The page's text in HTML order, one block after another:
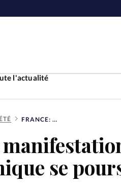
l'actualité
Laicité
FRANCE: LES MANIFESTATIONS AUTOUR DU PROJET DE LOI BIOÉTHIQUE SE POURSUIVENT
se